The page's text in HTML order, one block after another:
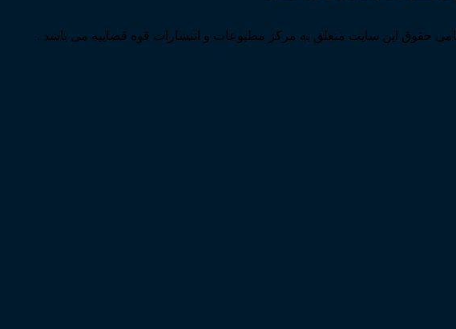
حقوق این سایت متعلق به مرکز مطبوعات و انتشارات قوه قضاییه می باشد .